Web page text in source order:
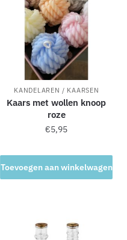
KANDELAREN / KAARSEN
Kaars met wollen knoop
roze
€5,95
Toevoegen aan winkelwagen